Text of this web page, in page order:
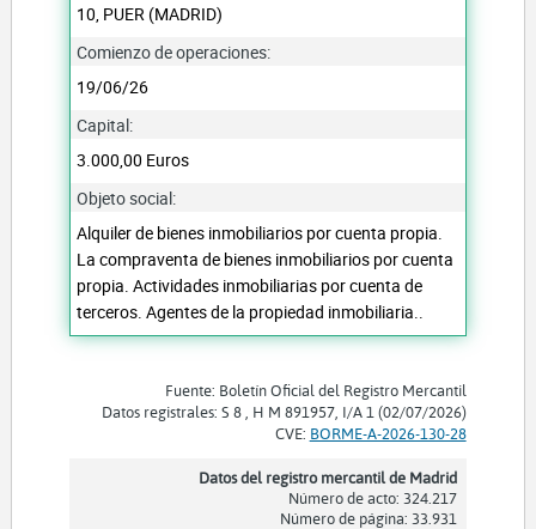
10, PUER (MADRID)
Comienzo de operaciones:
19/06/26
Capital:
3.000,00 Euros
Objeto social:
Alquiler de bienes inmobiliarios por cuenta propia.
La compraventa de bienes inmobiliarios por cuenta
propia. Actividades inmobiliarias por cuenta de
terceros. Agentes de la propiedad inmobiliaria..
Fuente: Boletín Oficial del Registro Mercantil
Datos registrales: S 8 , H M 891957, I/A 1 (02/07/2026)
CVE: BORME-A-2026-130-28
Datos del registro mercantil de Madrid
Número de acto: 324.217
Número de página: 33.931